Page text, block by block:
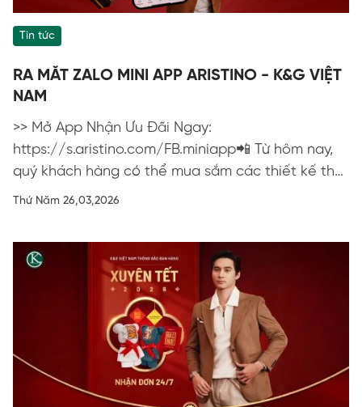
Tin tức
RA MẮT ZALO MINI APP ARISTINO - K&G VIỆT
NAM
>> Mở App Nhận Ưu Đãi Ngay:
https://s.aristino.com/FB.miniapp📲 Từ hôm nay,
quý khách hàng có thể mua sắm các thiết kế thời
trang cao cấp Aristino nhanh gọn và tiện...
Thứ Năm 26,03,2026